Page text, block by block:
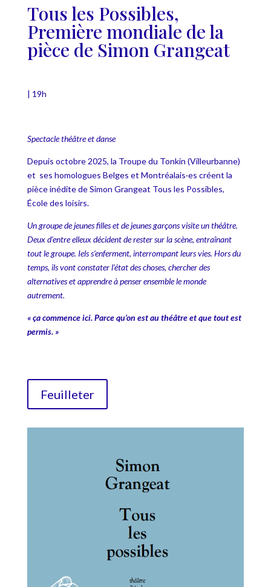
Tous les Possibles,
Première mondiale de la
pièce de Simon Grangeat
| 19h
Spectacle théâtre et danse
Depuis octobre 2025, la Troupe du Tonkin (Villeurbanne)
et ses homologues Belges et Montréalais·es créent la
pièce inédite de Simon Grangeat Tous les Possibles,
École des loisirs.
Un groupe de jeunes filles et de jeunes garçons visite un théâtre.
Deux d’entre elleux décident de rester sur la scène, entraînant
tout le groupe. Iels s’enferment, interrompant leurs vies. Hors du
temps, ils vont constater l’état des choses, chercher des
alternatives et apprendre à penser ensemble le monde
autrement.
« ça commence ici. Parce qu’on est au théâtre et que tout est
permis. »
Feuilleter